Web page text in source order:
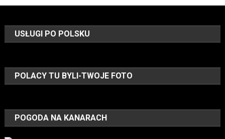
USŁUGI PO POLSKU
POLACY TU BYLI-TWOJE FOTO
POGODA NA KANARACH